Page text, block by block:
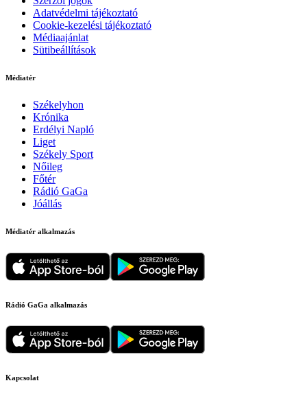
Adatvédelmi tájékoztató
Cookie-kezelési tájékoztató
Médiaajánlat
Sütibeállítások
Médiatér
Székelyhon
Krónika
Erdélyi Napló
Liget
Székely Sport
Nőileg
Főtér
Rádió GaGa
Jóállás
Médiatér alkalmazás
Rádió GaGa alkalmazás
Kapcsolat